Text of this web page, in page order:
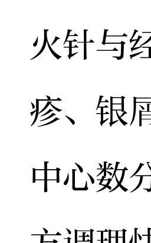
火针与
疹、银
中心数